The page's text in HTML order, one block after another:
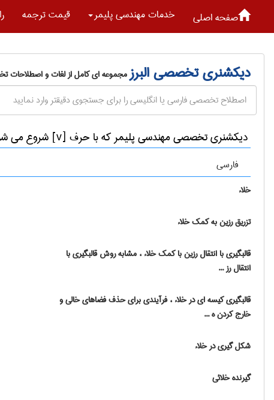
صفحه اصلی خدمات مهندسی پليمر قیمت ترجمه
دیکشنری تخصصی البرزمجموعه ای کامل از لغات و اصطلاحات
دیکشنری تخصصی مهندسی پليمر که با حرف [v] شروع می شوند
فارسی
خلاء
تزریق رزین به کمک خلاء
قالبگیری با انتقال رزین با کمک خلاء ، مشابه روش قالبگیری با
انتقال رز ...
قالبگیری کیسه ای در خلاء ، فرآیندی برای حذف فضاهای خالی و
خارج کردن ه ...
شکل گیری در خلاء
گیرنده خلائی